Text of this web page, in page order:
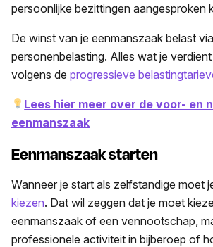
persoonlijke bezittingen aangesproken
De winst van je eenmanszaak belast
personenbelasting. Alles wat je
volgens de progressieve
Lees hier meer over de voor- en
eenmanszaak
Eenmanszaak starten
Wanneer je start als zelfstandige moet
kiezen. Dat wil zeggen dat je moet
eenmanszaak of een vennootschap,
professionele activiteit in bijberoep of